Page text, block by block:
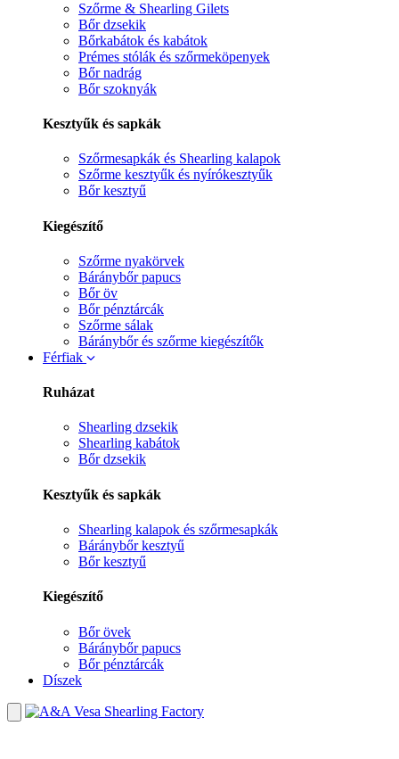
Szőrme & Shearling Gilets
Bőr dzsekik
Bőrkabátok és kabátok
Prémes stólák és szőrmeköpenyek
Bőr nadrág
Bőr szoknyák
Kesztyűk és sapkák
Szőrmesapkák és Shearling kalapok
Szőrme kesztyűk és nyírókesztyűk
Bőr kesztyű
Kiegészítő
Szőrme nyakörvek
Báránybőr papucs
Bőr öv
Bőr pénztárcák
Szőrme sálak
Báránybőr és szőrme kiegészítők
Férfiak
Ruházat
Shearling dzsekik
Shearling kabátok
Bőr dzsekik
Kesztyűk és sapkák
Shearling kalapok és szőrmesapkák
Báránybőr kesztyű
Bőr kesztyű
Kiegészítő
Bőr övek
Báránybőr papucs
Bőr pénztárcák
Díszek